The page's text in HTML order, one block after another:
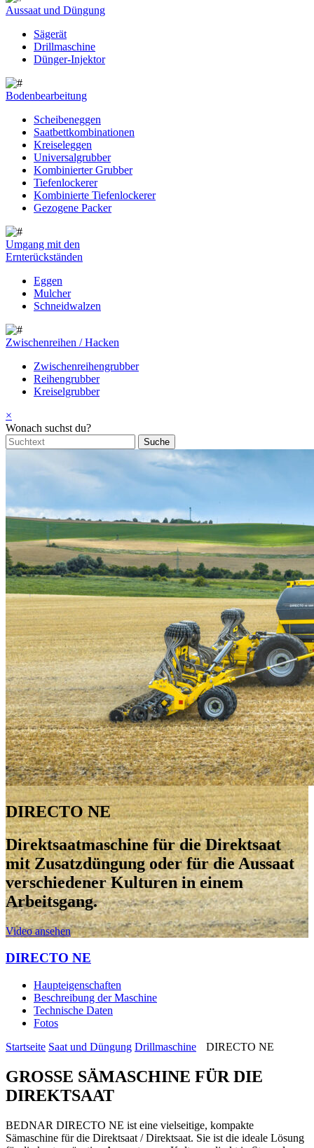
Aussaat und Düngung
Sägerät
Drillmaschine
Dünger-Injektor
Bodenbearbeitung
Scheibeneggen
Saatbettkombinationen
Kreiseleggen
Universalgrubber
Kombinierter Grubber
Tiefenlockerer
Kombinierte Tiefenlockerer
Gezogene Packer
Umgang mit den
Ernterückständen
Eggen
Mulcher
Schneidwalzen
Zwischenreihen / Hacken
Zwischenreihengrubber
Reihengrubber
Kreiselgrubber
×
Wonach suchst du?
DIRECTO NE
Direktsaatmaschine für die Direktsaat
mit Zusatzdüngung oder für die Aussaat
verschiedener Kulturen in einem
Arbeitsgang.
Video ansehen
DIRECTO NE
Haupteigenschaften
Beschreibung der Maschine
Technische Daten
Fotos
Startseite Saat und Düngung Drillmaschine DIRECTO NE
GROSSE SÄMASCHINE FÜR DIE
DIREKTSAAT
BEDNAR DIRECTO NE ist eine vielseitige, kompakte
Sämaschine für die Direktsaat / Direktsaat. Sie ist die ideale Lösung